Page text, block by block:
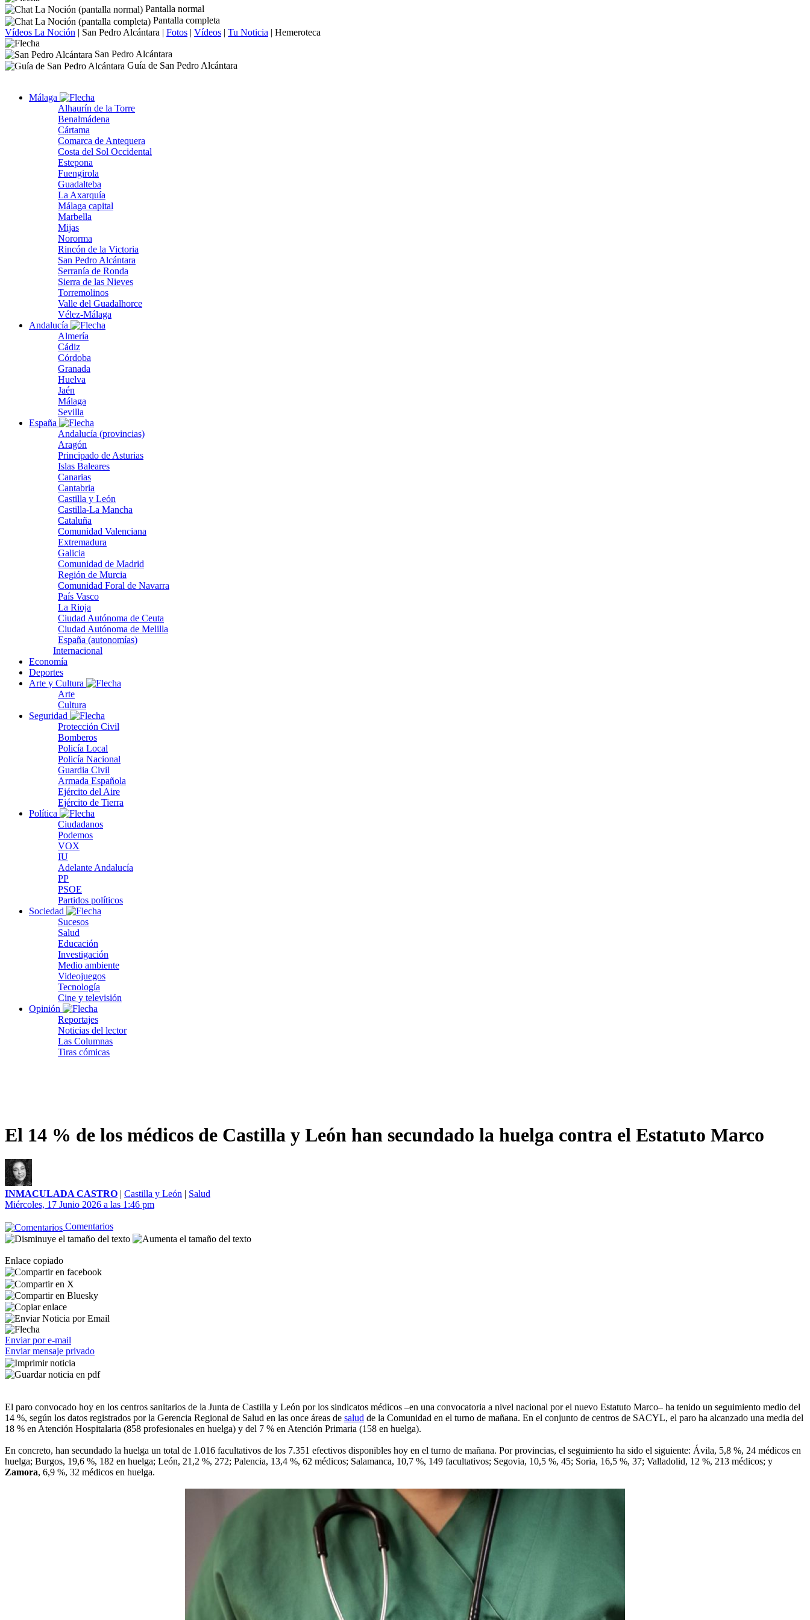
Pantalla normal
Pantalla completa
Vídeos La Noción | San Pedro Alcántara | Fotos | Vídeos | Tu Noticia | Hemeroteca
San Pedro Alcántara
Guía de San Pedro Alcántara
Málaga
Alhaurín de la Torre
Benalmádena
Cártama
Comarca de Antequera
Costa del Sol Occidental
Estepona
Fuengirola
Guadalteba
La Axarquía
Málaga capital
Marbella
Mijas
Nororma
Rincón de la Victoria
San Pedro Alcántara
Serranía de Ronda
Sierra de las Nieves
Torremolinos
Valle del Guadalhorce
Vélez-Málaga
Andalucía
Almería
Cádiz
Córdoba
Granada
Huelva
Jaén
Málaga
Sevilla
España
Andalucía (provincias)
Aragón
Principado de Asturias
Islas Baleares
Canarias
Cantabria
Castilla y León
Castilla-La Mancha
Cataluña
Comunidad Valenciana
Extremadura
Galicia
Comunidad de Madrid
Región de Murcia
Comunidad Foral de Navarra
País Vasco
La Rioja
Ciudad Autónoma de Ceuta
Ciudad Autónoma de Melilla
España (autonomías)
Internacional
Economía
Deportes
Arte y Cultura
Arte
Cultura
Seguridad
Protección Civil
Bomberos
Policía Local
Policía Nacional
Guardia Civil
Armada Española
Ejército del Aire
Ejército de Tierra
Política
Ciudadanos
Podemos
VOX
IU
Adelante Andalucía
PP
PSOE
Partidos políticos
Sociedad
Sucesos
Salud
Educación
Investigación
Medio ambiente
Videojuegos
Tecnología
Cine y televisión
Opinión
Reportajes
Noticias del lector
Las Columnas
Tiras cómicas
El 14 % de los médicos de Castilla y León han secundado la huelga contra el Estatuto Marco
INMACULADA CASTRO | Castilla y León | Salud
Miércoles, 17 Junio 2026 a las 1:46 pm
Comentarios
Enlace copiado
Enviar por e-mail
Enviar mensaje privado
El paro convocado hoy en los centros sanitarios de la Junta de Castilla y León por los sindicatos médicos –en una convocatoria a nivel nacional por el nuevo Estatuto Marco– ha tenido un seguimiento medio del
14 %, según los datos registrados por la Gerencia Regional de Salud en las once áreas de salud de la Comunidad en el turno de mañana. En el conjunto de centros de SACYL, el paro ha alcanzado una media del
18 % en Atención Hospitalaria (858 profesionales en huelga) y del 7 % en Atención Primaria (158 en huelga).
En concreto, han secundado la huelga un total de 1.016 facultativos de los 7.351 efectivos disponibles hoy en el turno de mañana. Por provincias, el seguimiento ha sido el siguiente: Ávila, 5,8 %, 24 médicos en
huelga; Burgos, 19,6 %, 182 en huelga; León, 21,2 %, 272; Palencia, 13,4 %, 62 médicos; Salamanca, 10,7 %, 149 facultativos; Segovia, 10,5 %, 45; Soria, 16,5 %, 37; Valladolid, 12 %, 213 médicos; y
Zamora, 6,9 %, 32 médicos en huelga.